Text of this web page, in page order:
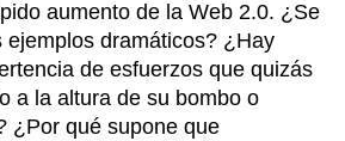
aumento de la Web 2.0. ¿Se
ejemplos dramáticos? ¿Hay
de esfuerzos que quizás
a la altura de su bombo o
¿Por qué supone que